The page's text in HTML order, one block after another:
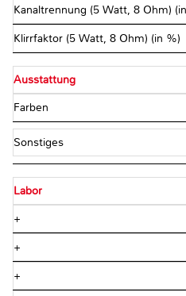
Kanaltrennung (5 Watt, 8 Ohm)
Klirrfaktor (5 Watt, 8 Ohm) (in %)
Ausstattung
Farben
Sonstiges
Labor
+
+
+